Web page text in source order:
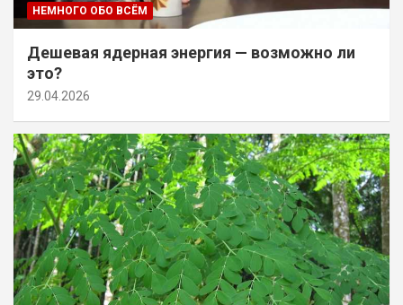
НЕМНОГО ОБО ВСЁМ
Дешевая ядерная энергия — возможно ли
это?
29.04.2026